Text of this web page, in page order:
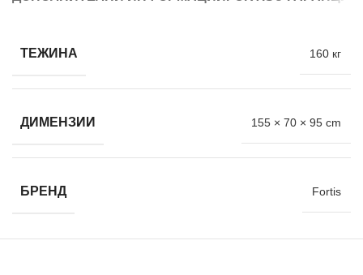
ТЕЖИНА 160 кг
ДИМЕНЗИИ 155 × 70 × 95 cm
БРЕНД Fortis